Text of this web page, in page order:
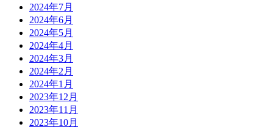
2024年7月
2024年6月
2024年5月
2024年4月
2024年3月
2024年2月
2024年1月
2023年12月
2023年11月
2023年10月